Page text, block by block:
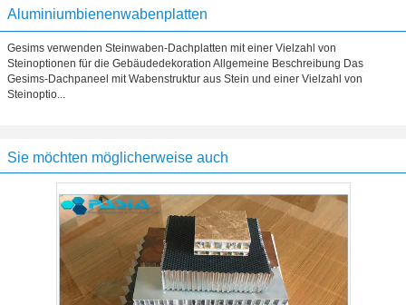
Aluminiumbienenwabenplatten
Gesims verwenden Steinwaben-Dachplatten mit einer Vielzahl von
Steinoptionen für die Gebäudedekoration Allgemeine Beschreibung Das
Gesims-Dachpaneel mit Wabenstruktur aus Stein und einer Vielzahl von
Steinoptio...
Sie möchten möglicherweise auch